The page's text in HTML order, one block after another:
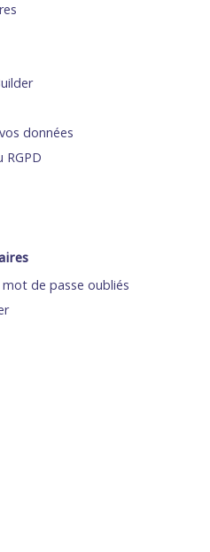
données
de passe oubliés